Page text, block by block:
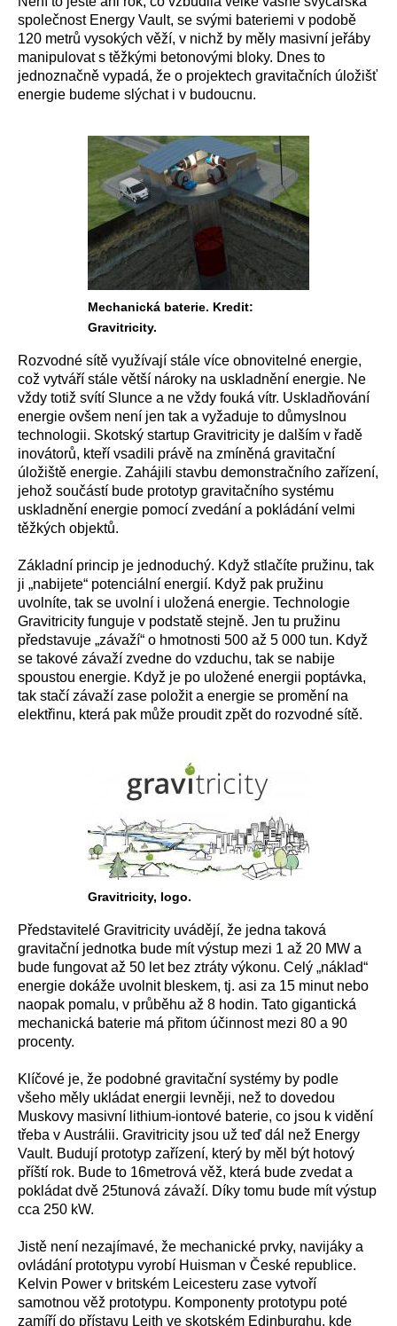
společnost Energy Vault, se svými bateriemi v podobě
120 metrů vysokých věží, v nichž by měly masivní jeřáby
manipulovat s těžkými betonovými bloky. Dnes to
jednoznačně vypadá, že o projektech gravitačních úložišť
energie budeme slýchat i v budoucnu.
Mechanická baterie. Kredit:
Gravitricity.
Rozvodné sítě využívají stále více obnovitelné energie,
což vytváří stále větší nároky na uskladnění energie. Ne
vždy totiž svítí Slunce a ne vždy fouká vítr. Uskladňování
energie ovšem není jen tak a vyžaduje to důmyslnou
technologii. Skotský startup Gravitricity je dalším v řadě
inovátorů, kteří vsadili právě na zmíněná gravitační
úložiště energie. Zahájili stavbu demonstračního zařízení,
jehož součástí bude prototyp gravitačního systému
uskladnění energie pomocí zvedání a pokládání velmi
těžkých objektů.
Základní princip je jednoduchý. Když stlačíte pružinu, tak
ji „nabijete“ potenciální energií. Když pak pružinu
uvolníte, tak se uvolní i uložená energie. Technologie
Gravitricity funguje v podstatě stejně. Jen tu pružinu
představuje „závaží“ o hmotnosti 500 až 5 000 tun. Když
se takové závaží zvedne do vzduchu, tak se nabije
spoustou energie. Když je po uložené energii poptávka,
tak stačí závaží zase položit a energie se promění na
elektřinu, která pak může proudit zpět do rozvodné sítě.
Gravitricity, logo.
Představitelé Gravitricity uvádějí, že jedna taková
gravitační jednotka bude mít výstup mezi 1 až 20 MW a
bude fungovat až 50 let bez ztráty výkonu. Celý „náklad“
energie dokáže uvolnit bleskem, tj. asi za 15 minut nebo
naopak pomalu, v průběhu až 8 hodin. Tato gigantická
mechanická baterie má přitom účinnost mezi 80 a 90
procenty.
Klíčové je, že podobné gravitační systémy by podle
všeho měly ukládat energii levněji, než to dovedou
Muskovy masivní lithium-iontové baterie, co jsou k vidění
třeba v Austrálii. Gravitricity jsou už teď dál než Energy
Vault. Budují prototyp zařízení, který by měl být hotový
příští rok. Bude to 16metrová věž, která bude zvedat a
pokládat dvě 25tunová závaží. Díky tomu bude mít výstup
cca 250 kW.
Jistě není nezajímavé, že mechanické prvky, navijáky a
ovládání prototypu vyrobí Huisman v České republice.
Kelvin Power v britském Leicesteru zase vytvoří
samotnou věž prototypu. Komponenty prototypu poté
zamíří do přístavu Leith ve skotském Edinburghu, kde